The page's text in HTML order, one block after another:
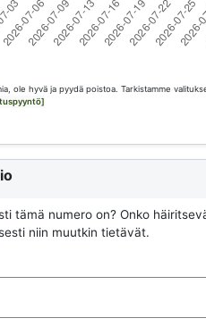
ole hyvä ja pyydä poistoa. Tarkistamme
tämä numero on? Onko
niin muutkin tietävät.